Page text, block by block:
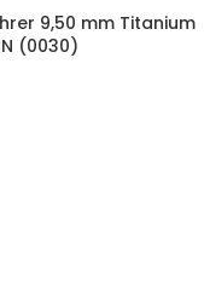
9,50 mm Titanium
(0030)